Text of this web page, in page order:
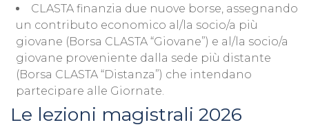
CLASTA finanzia due nuove borse, assegnando
un contributo economico al/la socio/a più
giovane (Borsa CLASTA “Giovane”) e al/la socio/a
giovane proveniente dalla sede più distante
(Borsa CLASTA “Distanza”) che intendano
partecipare alle Giornate.
Le lezioni magistrali 2026